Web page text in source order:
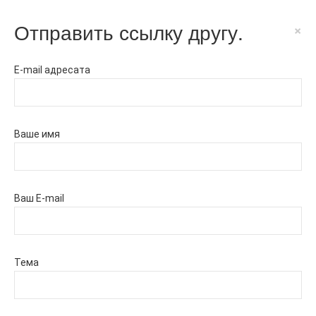
Отправить ссылку другу. ×
E-mail адресата
Ваше имя
Ваш E-mail
Тема